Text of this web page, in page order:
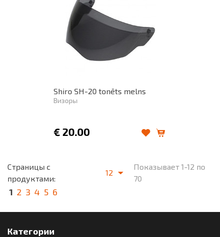
Shiro SH-20 tonēts melns
Визоры
€ 20.00
Страницы с
продуктами:
12
Показывает 1-12 по
70
1 2 3 4 5 6
Категории